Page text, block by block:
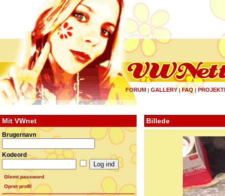
FORUM | GALLERY|FAQ |
Mit VWnet
Brugernavn
Kodeord
Glemt password
Opret profil
Billede